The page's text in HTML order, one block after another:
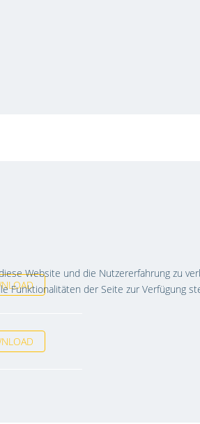
Website und die Nutzererfahrung zu
Funktionalitäten der Seite zur Verfügung